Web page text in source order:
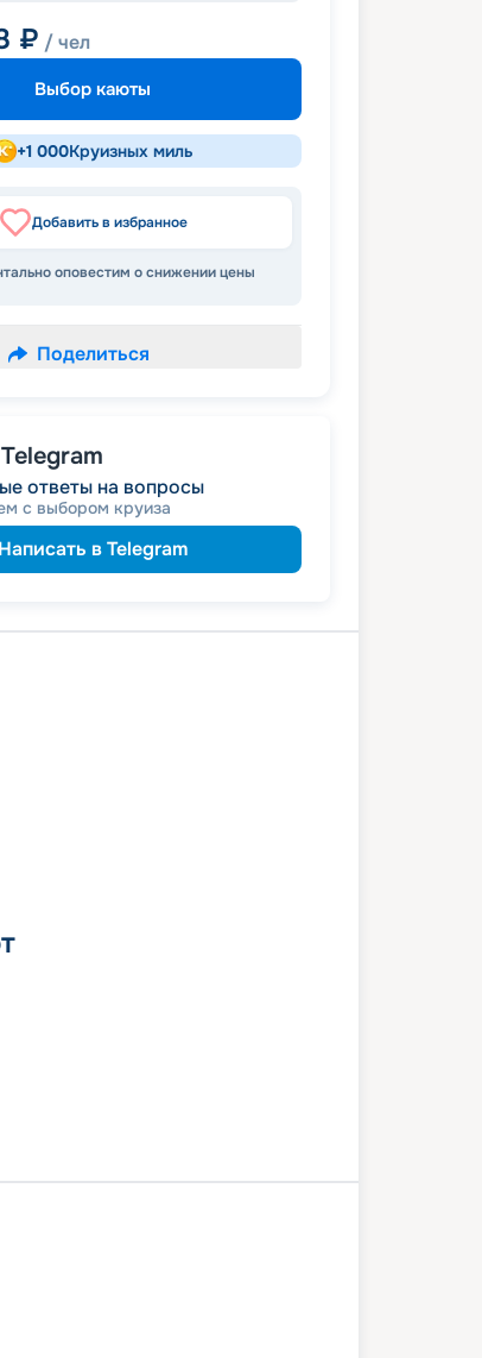
₽ / чел
Выбор каюты
+1 000Круизных миль
Добавить в избранное
оповестим о снижении цены
Поделиться
ответы на вопросы
с выбором круиза
Написать в Telegram